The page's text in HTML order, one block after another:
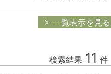
一覧表示を見る
検索結果 11 件